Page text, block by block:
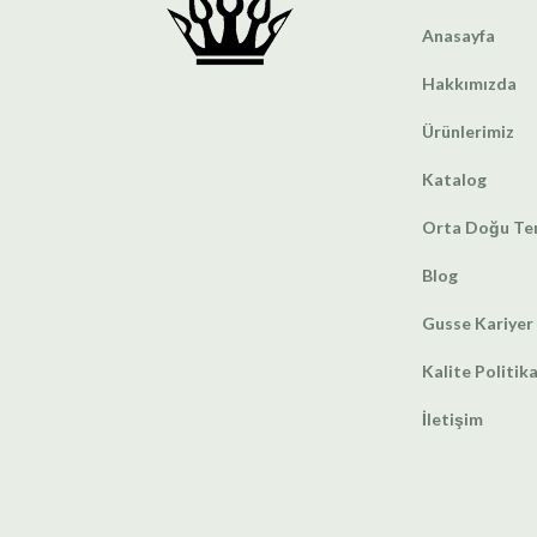
Anasayfa
Hakkımızda
Ürünlerimiz
Katalog
Orta Doğu
Blog
Gusse Kariyer
Kalite
İletişim